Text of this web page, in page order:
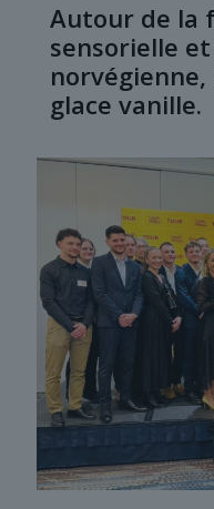
Autour de la
sensorielle
glace vanille.